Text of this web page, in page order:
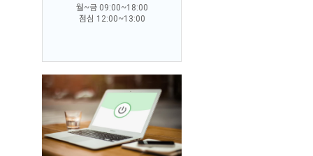
월~금 09:00~18:00
점심 12:00~13:00